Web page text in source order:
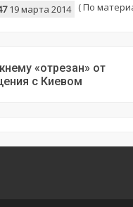
19 марта 2014 (По
«отрезан» от
с Киевом